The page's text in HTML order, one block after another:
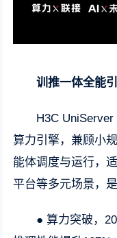
训推一体全能
H3C
算力引擎，兼顾小
能体调度与运行，
平台等多元场景，
● 算力突破，